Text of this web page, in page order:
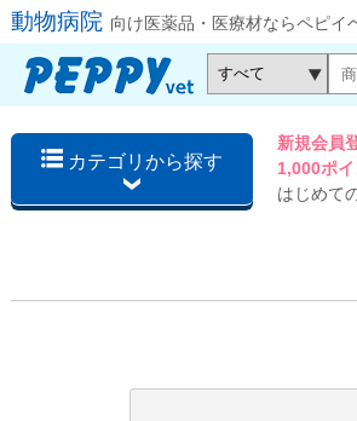
動物病院 向け医薬品・医療材ならペピイ
カテゴリから探す
新規会員
1,000ポ
はじめて